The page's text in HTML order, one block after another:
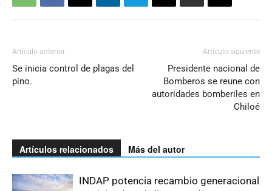
Artículo anterior
Se inicia control de plagas del
pino.
Artículo siguiente
Presidente nacional de
Bomberos se reune con
autoridades bomberiles en
Chiloé
Artículos relacionados Más del autor
INDAP potencia recambio generacional